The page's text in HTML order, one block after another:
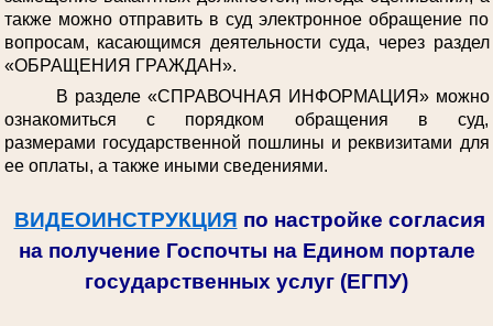
также можно отправить в суд электронное обращение по
вопросам, касающимся деятельности суда, через раздел
«ОБРАЩЕНИЯ ГРАЖДАН».
В разделе «СПРАВОЧНАЯ ИНФОРМАЦИЯ» можно
ознакомиться с порядком обращения в суд,
размерами государственной пошлины и реквизитами для
ее оплаты, а также иными сведениями.
ВИДЕОИНСТРУКЦИЯ по настройке согласия
на получение Госпочты на Едином портале
государственных услуг (ЕГПУ)